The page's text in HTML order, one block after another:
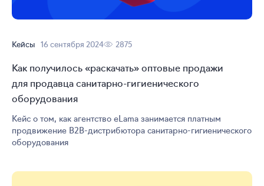
Кейсы 16 сентября 2024 2875
Как получилось «раскачать» оптовые продажи
для продавцасанитарно-гигиенического
оборудования
Кейс о том, как агентство eLama занимается платным
продвижение B2B-дистрибютора санитарно-гигиенического
оборудования